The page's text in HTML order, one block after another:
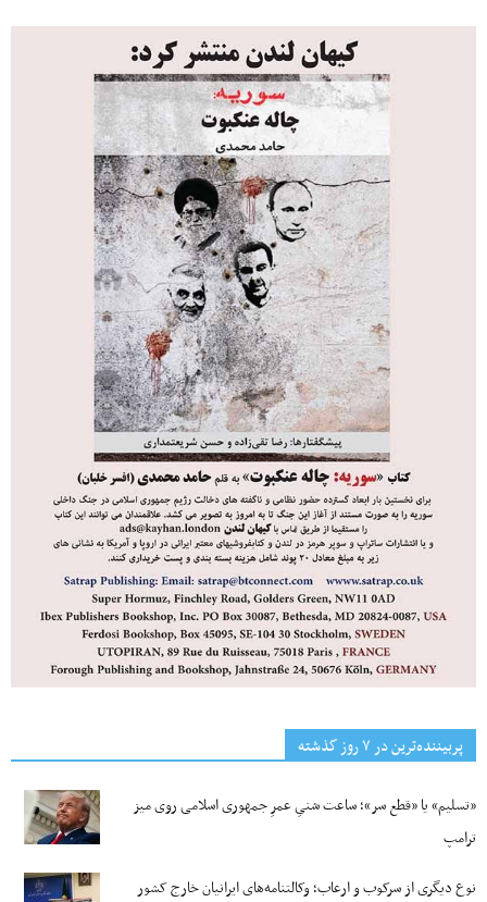
پربیننده‌ترین‌ در ۷ روز گذشته
«تسلیم» یا «قطع سر»؛ ساعت شنیِ عمرِ جمهوری اسلامی روی میز
ترامپ
نوع دیگری از سرکوب و ارعاب؛ وکالتنامه‌های ایرانیان خارج کشور